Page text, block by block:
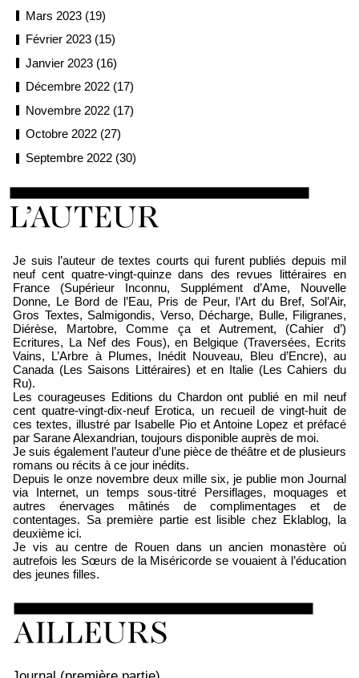
Mars 2023 (19)
Février 2023 (15)
Janvier 2023 (16)
Décembre 2022 (17)
Novembre 2022 (17)
Octobre 2022 (27)
Septembre 2022 (30)
Je suis l’auteur de textes courts qui furent publiés depuis mil
neuf cent quatre-vingt-quinze dans des revues littéraires en
France (Supérieur Inconnu, Supplément d’Ame, Nouvelle
Donne, Le Bord de l’Eau, Pris de Peur, l’Art du Bref, Sol’Air,
Gros Textes, Salmigondis, Verso, Décharge, Bulle, Filigranes,
Diérèse, Martobre, Comme ça et Autrement, (Cahier d’)
Ecritures, La Nef des Fous), en Belgique (Traversées, Ecrits
Vains, L’Arbre à Plumes, Inédit Nouveau, Bleu d’Encre), au
Canada (Les Saisons Littéraires) et en Italie (Les Cahiers du
Ru).
Les courageuses Editions du Chardon ont publié en mil neuf
cent quatre-vingt-dix-neuf Erotica, un recueil de vingt-huit de
ces textes, illustré par Isabelle Pio et Antoine Lopez et préfacé
par Sarane Alexandrian, toujours disponible auprès de moi.
Je suis également l’auteur d’une pièce de théâtre et de plusieurs
romans ou récits à ce jour inédits.
Depuis le onze novembre deux mille six, je publie mon Journal
via Internet, un temps sous-titré Persiflages, moquages et
autres énervages mâtinés de complimentages et de
contentages. Sa première partie est lisible chez Eklablog, la
deuxième ici.
Je vis au centre de Rouen dans un ancien monastère où
autrefois les Sœurs de la Miséricorde se vouaient à l’éducation
des jeunes filles.